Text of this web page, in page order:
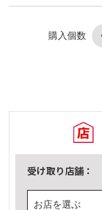
購入個数
受け取り店舗：
お店を選ぶ